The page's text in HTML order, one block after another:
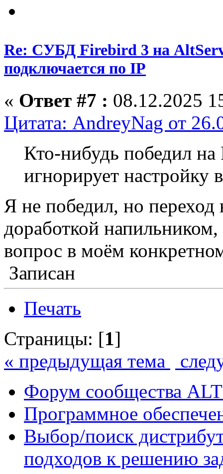
Re: СУБД Firebird 3 на
подключается по IP
« Ответ #7 : 08.12.2025
Цитата: AndreyNag от
Кто-нибудь победил на
игнорирует настройку
Я не победил, но
доработкой
вопрос в моём
Записан
Печать
Страницы: [1]
« предыдущая тема
Форум сообщества
Программное
Выбор/поиск
подходов к решению